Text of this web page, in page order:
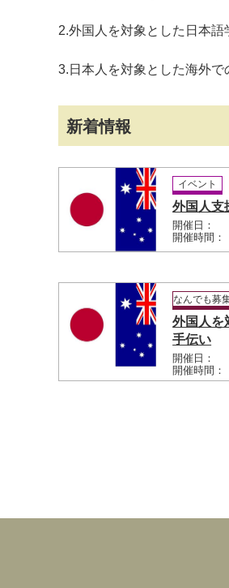
2.外国人を対象とした日本語
3.日本人を対象とした海外
新着情報
イベント
外国人支
開催日：
開催時間：
なんでも募
外国人を
手伝い
開催日：
開催時間：